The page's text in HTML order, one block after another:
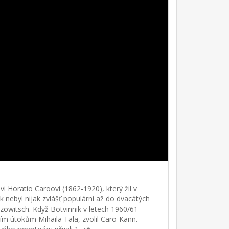
Horatio Caroovi (1862-1920), který žil v
nebyl nijak zvlášť populární až do dvacátých
Když Botvinnik v letech 1960/61
útokům Mihaila Tala, zvolil Caro-Kann.